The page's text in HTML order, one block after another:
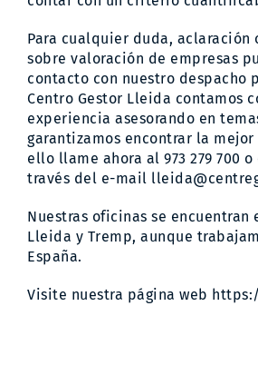
Para cualquier duda, aclaración
sobre valoración de empresas
contacto con nuestro despacho
Centro Gestor Lleida contamos
experiencia asesorando en
garantizamos encontrar la mejor
ello llame ahora al 973 279 700
través del e-mail
Nuestras oficinas se encuentran
Lleida y Tremp, aunque
España.
Visite nuestra página web